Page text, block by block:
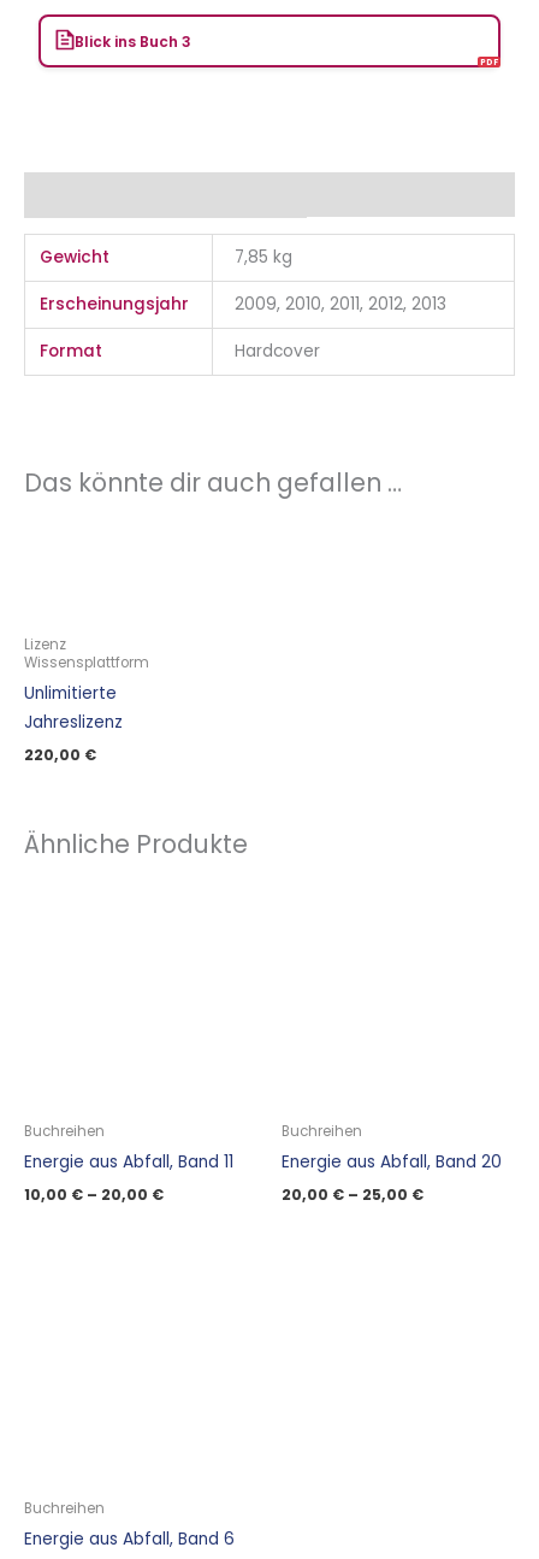
Blick ins Buch 3
Gewicht 7,85 kg
Erscheinungsjahr 2009, 2010, 2011, 2012, 2013
Format Hardcover
Das könnte dir auch gefallen …
Lizenz
Wissensplattform
Unlimitierte
Jahreslizenz
220,00 €
Ähnliche Produkte
Buchreihen
Energie aus Abfall, Band 11
10,00 € – 20,00 €
Buchreihen
Energie aus Abfall, Band 20
20,00 € – 25,00 €
Buchreihen
Energie aus Abfall, Band 6